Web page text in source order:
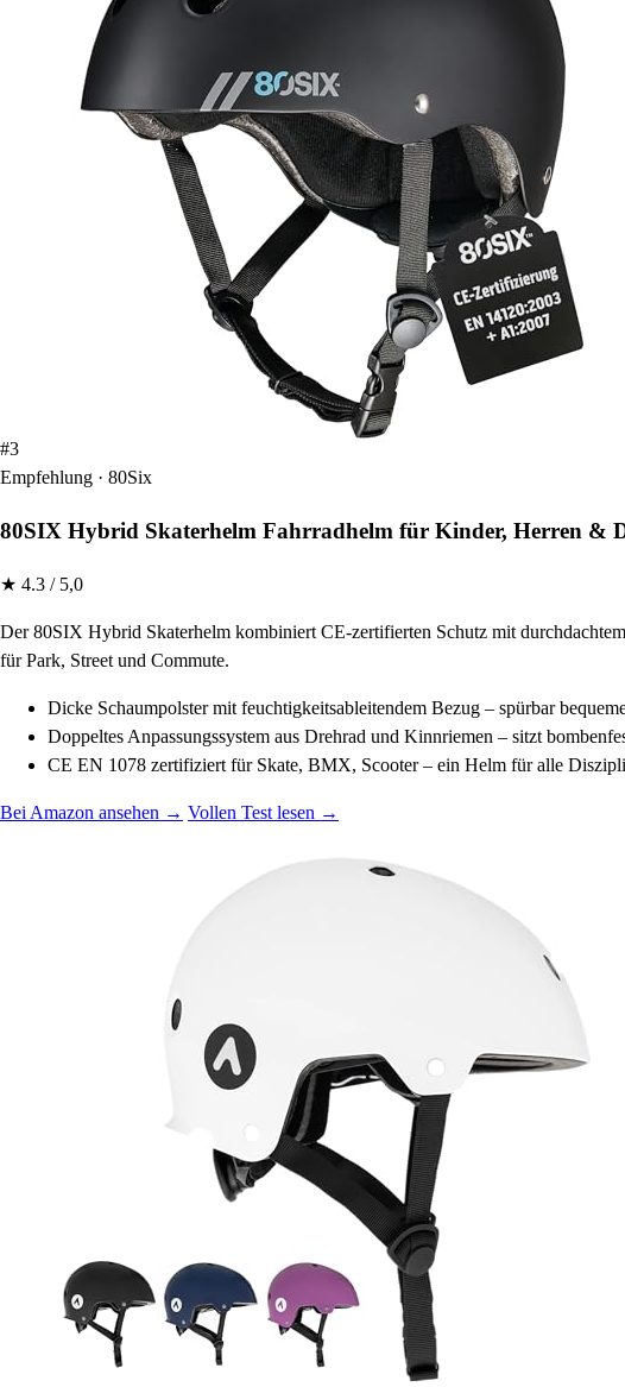
#3
Empfehlung · 80Six
80SIX Hybrid Skaterhelm Fahrradhelm für Kinder, Herren &
★ 4.3 / 5,0
Der 80SIX Hybrid Skaterhelm kombiniert CE-zertifierten Schutz mit
für Park, Street und Commute.
Dicke Schaumpolster mit feuchtigkeitsableitendem Bezug – spürbar
Doppeltes Anpassungssystem aus Drehrad und Kinnriemen – sitzt
CE EN 1078 zertifiziert für Skate, BMX, Scooter – ein Helm für alle
Bei Amazon ansehen → Vollen Test lesen →